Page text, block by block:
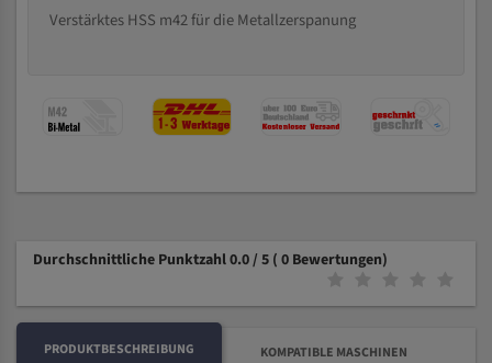
Verstärktes HSS m42 für die Metallzerspanung
Durchschnittliche Punktzahl 0.0 / 5 ( 0 Bewertungen)
PRODUKTBESCHREIBUNG KOMPATIBLE MASCHINEN